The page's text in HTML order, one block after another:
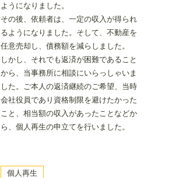
ようになりました。
その後、依頼者は、一定の収入が得られ
るようになりました。そして、不動産を
任意売却し、債務額を減らしました。
しかし、それでも返済が困難であること
から、当事務所に相談にいらっしゃいま
した。ご本人の返済継続のご希望、当時
会社役員であり資格制限を避けたかった
こと、相当額の収入があったことなどか
ら、個人再生の申立てを行いました。
個人再生